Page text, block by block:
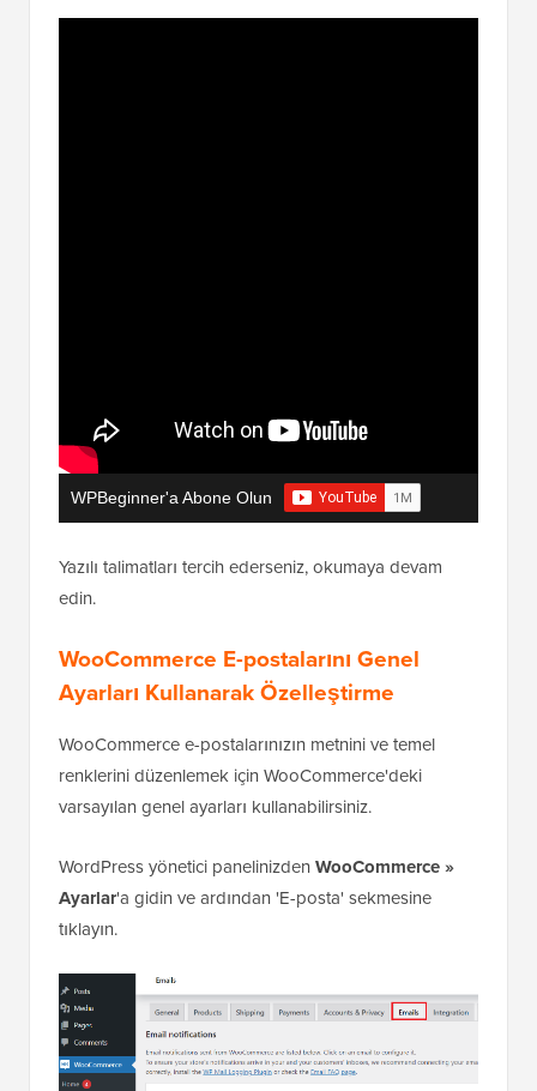
WPBeginner'a Abone Olun
Yazılı talimatları tercih ederseniz, okumaya devam
edin.
WooCommerce E-postalarını Genel
Ayarları Kullanarak Özelleştirme
WooCommerce e-postalarınızın metnini ve temel
renklerini düzenlemek için WooCommerce'deki
varsayılan genel ayarları kullanabilirsiniz.
WordPress yönetici panelinizden WooCommerce »
Ayarlar'a gidin ve ardından 'E-posta' sekmesine
tıklayın.